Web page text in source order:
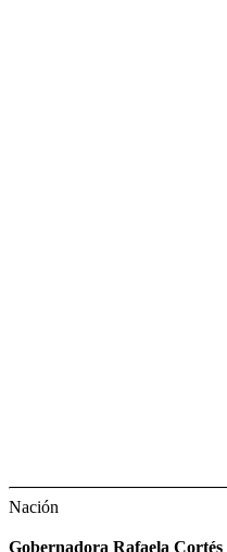
Nación
Gobernadora Rafaela